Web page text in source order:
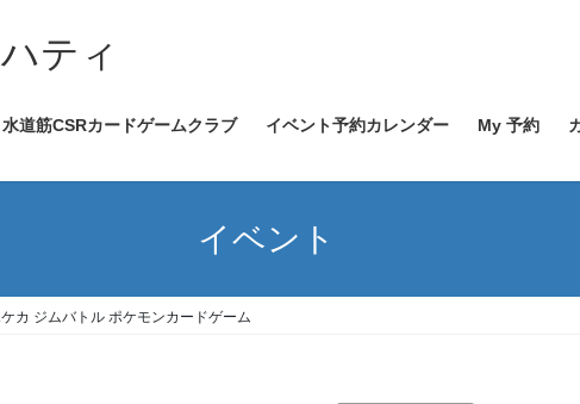
ティ
水道筋CSRカードゲームクラブ イベント予約カレンダー My 予約
イベント
カ ジムバトル ポケモンカードゲーム